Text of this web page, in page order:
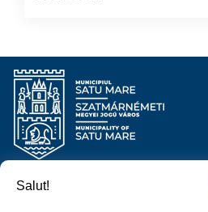
PRIMĂRIA
Salut!